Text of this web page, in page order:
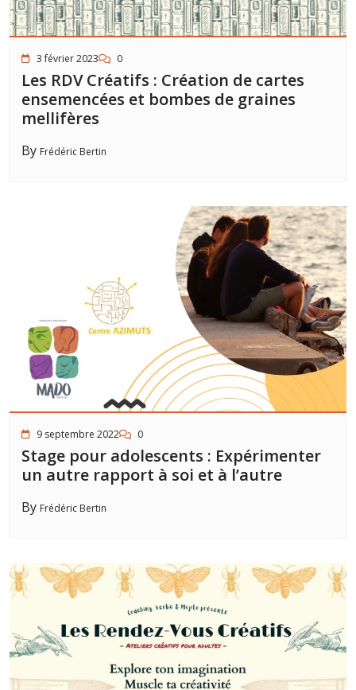
3 février 2023 0
Les RDV Créatifs : Création de cartes
ensemencées et bombes de graines
mellifères
By Frédéric Bertin
9 septembre 2022 0
Stage pour adolescents : Expérimenter
un autre rapport à soi et à l’autre
By Frédéric Bertin